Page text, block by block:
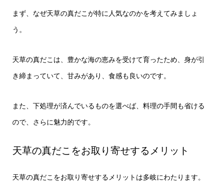
まず、なぜ天草の真だこが特に人気なのかを考えてみましょ
う。
天草の真だこは、豊かな海の恵みを受けて育ったため、身が引
き締まっていて、甘みがあり、食感も良いのです。
また、下処理が済んでいるものを選べば、料理の手間も省ける
ので、さらに魅力的です。
天草の真だこをお取り寄せするメリット
天草の真だこをお取り寄せするメリットは多岐にわたります。